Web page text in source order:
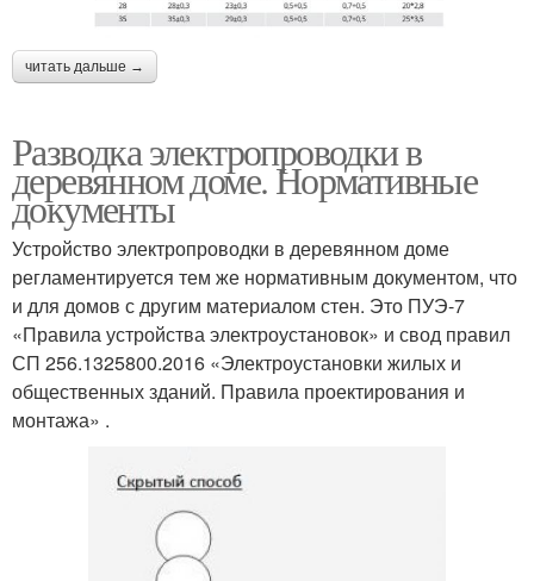
читать дальше →
Разводка электропроводки в
деревянном доме. Нормативные
документы
Устройство электропроводки в деревянном доме
регламентируется тем же нормативным документом, что
и для домов с другим материалом стен. Это ПУЭ-7
«Правила устройства электроустановок» и свод правил
СП 256.1325800.2016 «Электроустановки жилых и
общественных зданий. Правила проектирования и
монтажа» .